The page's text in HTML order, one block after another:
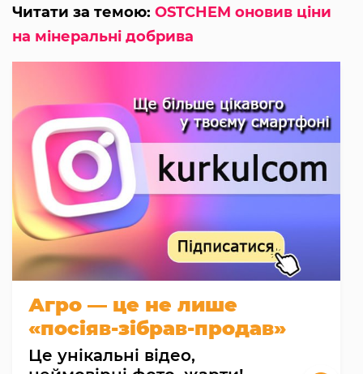
Читати за темою: OSTCHEM оновив ціни
на мінеральні добрива
Агро — це не лише
«посіяв-зібрав-продав»
Це унікальні відео,